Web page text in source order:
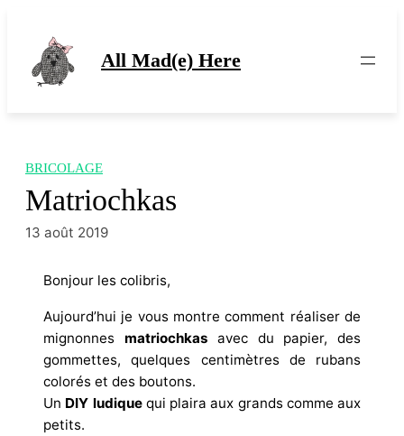
contenu
All Mad(e) Here
BRICOLAGE
Matriochkas
13 août 2019
Bonjour les colibris,
Aujourd’hui je vous montre comment réaliser de
mignonnes matriochkas avec du papier, des
gommettes, quelques centimètres de rubans
colorés et des boutons.
Un DIY ludiquequi plaira aux grands comme aux
petits.